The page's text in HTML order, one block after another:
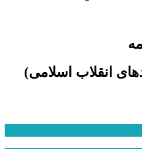
انقلاب اسلامی​)